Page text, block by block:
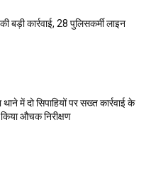
बड़ी कार्रवाई, 28 पुलिसकर्मी लाइन
में दो सिपाहियों पर सख्त कार्रवाई के
औचक निरीक्षण